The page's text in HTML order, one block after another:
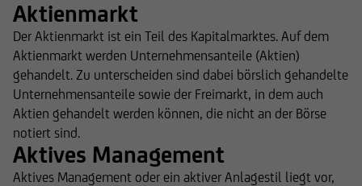
Aktienmarkt
Der Aktienmarkt ist ein Teil des Kapitalmarktes. Auf dem
Aktienmarkt werden Unternehmensanteile (Aktien)
gehandelt. Zu unterscheiden sind dabei börslich gehandelte
Unternehmensanteile sowie der Freimarkt, in dem auch
Aktien gehandelt werden können, die nicht an der Börse
notiert sind.
Aktives Management
Aktives Management oder ein aktiver Anlagestil liegt vor,